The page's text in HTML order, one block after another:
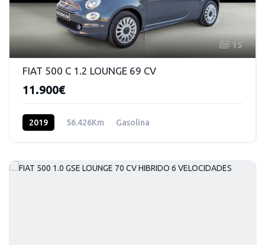
15
FIAT 500 C 1.2 LOUNGE 69 CV
11.900€
2019 56.426Km Gasolina